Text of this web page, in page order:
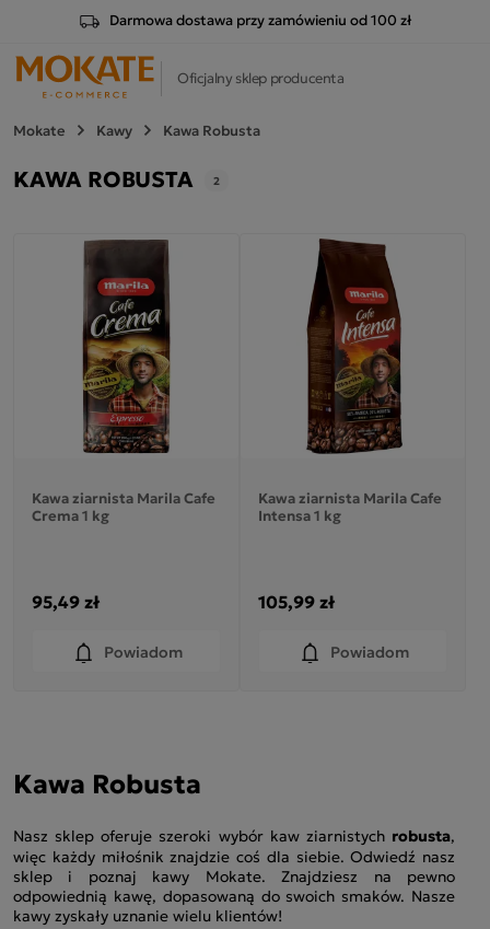
Darmowa dostawa przy zamówieniu od 100 zł
Oficjalny sklep producenta
Mokate Kawy Kawa Robusta
KAWA ROBUSTA 2
Kawa ziarnista Marila Cafe
Crema 1 kg
95,49 zł
Powiadom
Kawa ziarnista Marila Cafe
Intensa 1 kg
105,99 zł
Powiadom
Kawa Robusta
Nasz sklep oferuje szeroki wybór kaw ziarnistych robusta,
więc każdy miłośnik znajdzie coś dla siebie. Odwiedź nasz
sklep i poznaj kawy Mokate. Znajdziesz na pewno
odpowiednią kawę, dopasowaną do swoich smaków. Nasze
kawy zyskały uznanie wielu klientów!